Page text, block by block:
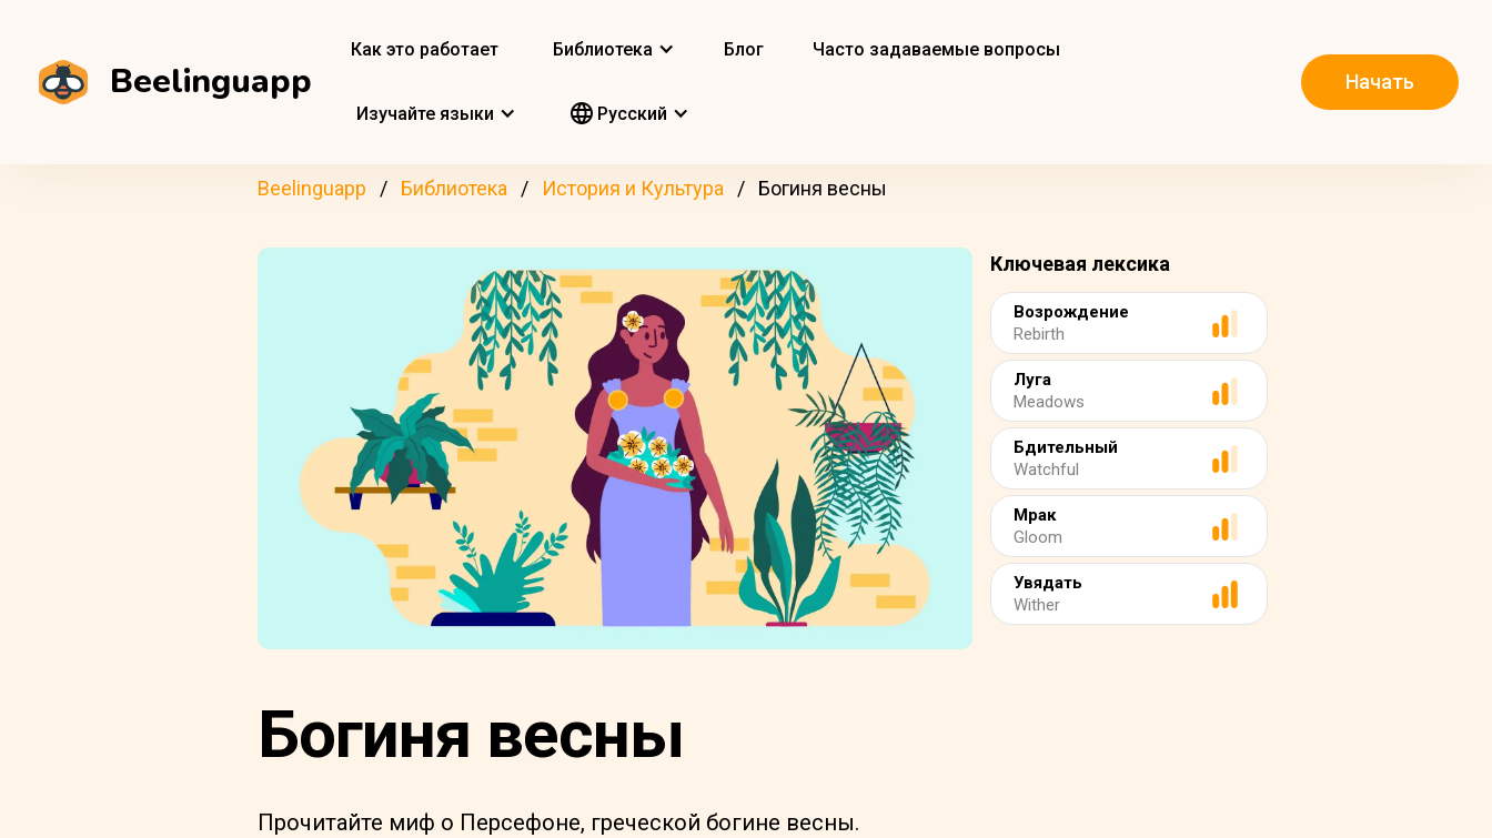
Beelinguapp
Как это работает Библиотека Блог Часто задаваемые вопросы
Изучайте языки Pусский
Начать
Beelinguapp Библиотека История и Культура Богиня весны
Ключевая лексика
Возрождение
Rebirth
Луга
Meadows
Бдительный
Watchful
Мрак
Gloom
Увядать
Wither
Богиня весны
Прочитайте миф о Персефоне, греческой богине весны.